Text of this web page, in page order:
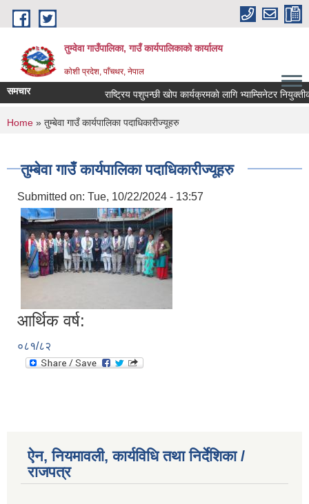
Skip to main content
तुम्वेवा गाउँपालिका, गाउँ कार्यपालिकाको कार्यालय
काेशी प्रदेश, पाँचथर, नेपाल
समचार राष्ट्रिय पशुपन्छी खोप कार्यक्रमकाे लागि भ्याम्सिनेटर
You are here
Home » तुम्बेवा गाउँ कार्यपालिका पदाधिकारीज्यूहरु
तुम्बेवा गाउँ कार्यपालिका पदाधिकारीज्यूहरु
Submitted on: Tue, 10/22/2024 - 13:57
आर्थिक वर्ष:
०८१/८२
ऐन, नियमावली, कार्यविधि तथा निर्देशिका /
राजपत्र